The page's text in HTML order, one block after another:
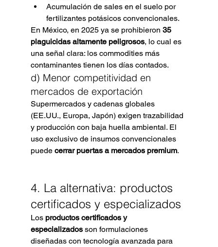
Acumulación de sales en el suelo por
fertilizantes potásicos convencionales.
En México, en 2025 ya se prohibieron 35
plaguicidas altamente peligrosos, lo cual es
una señal clara: los commodities más
contaminantes tienen los días contados.
d) Menor competitividad en
mercados de exportación
Supermercados y cadenas globales
(EE.UU., Europa, Japón) exigen trazabilidad
y producción con baja huella ambiental. El
uso exclusivo de insumos convencionales
puede cerrar puertas a mercados premium.
4. La alternativa: productos
certificados y especializados
Los productos certificados y
especializados son formulaciones
diseñadas con tecnología avanzada para